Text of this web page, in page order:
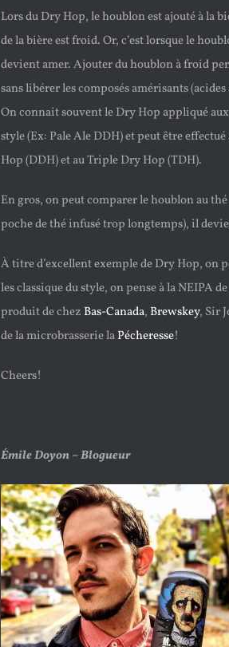
Lors du Dry Hop, le houblon est ajouté à la
de la bière est froid. Or, c’est lorsque le
devient amer. Ajouter du houblon à froid
sans libérer les composés amérisants
On connait souvent le Dry Hop appliqué
style (Ex: Pale Ale DDH) et peut être
Hop (DDH) et au Triple Dry Hop (TDH).
En gros, on peut comparer le houblon au
poche de thé infusé trop longtemps), il
À titre d’excellent exemple de Dry Hop, on
les classique du style, on pense à la NEIPA
produit de chez Bas-Canada, Brewskey, Sir
de la microbrasserie laPécheresse!
Cheers!
Émile Doyon – Blogueur